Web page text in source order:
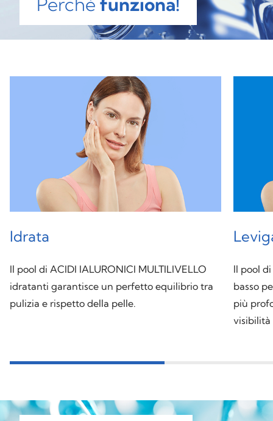
Idrata
Il pool di ACIDI IALURONICI MULTILIVELLO
idratanti garantisce un perfetto equilibrio tra
pulizia e rispetto della pelle.
ll pool di
basso
più
visibilità